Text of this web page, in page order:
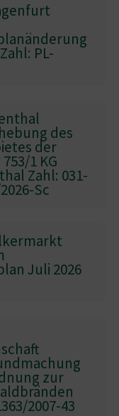
PL-
des
der
1 KG
Zahl: 031-
Sc
Juli 2026
zur
2007-43